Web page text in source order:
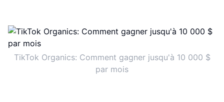
TikTok Organics: Comment gagner jusqu'à 10 000 $
par mois